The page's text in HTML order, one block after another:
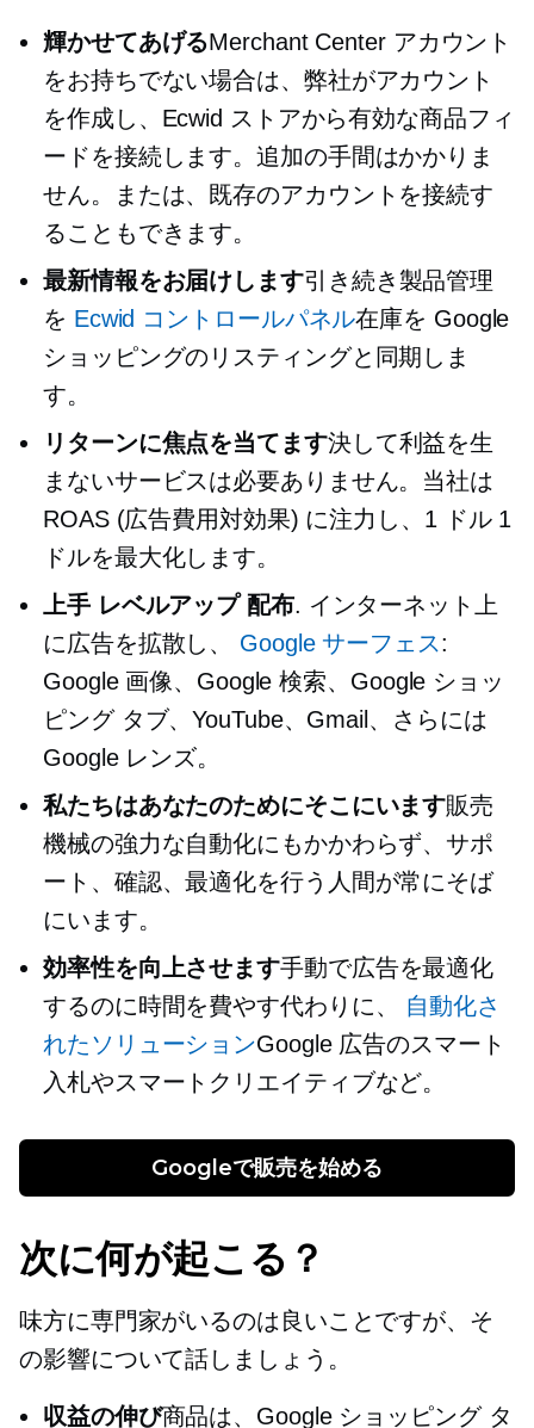
輝かせてあげるMerchant Center アカウント
をお持ちでない場合は、弊社がアカウント
を作成し、Ecwid ストアから有効な商品フィ
ードを接続します。追加の手間はかかりま
せん。または、既存のアカウントを接続す
ることもできます。
最新情報をお届けします引き続き製品管理
を Ecwid コントロールパネル在庫を Google
ショッピングのリスティングと同期しま
す。
リターンに焦点を当てます決して利益を生
まないサービスは必要ありません。当社は
ROAS (広告費用対効果) に注力し、1 ドル 1
ドルを最大化します。
上手 レベルアップ配布. インターネット上
に広告を拡散し、 Google サーフェス:
Google 画像、Google 検索、Google ショッ
ピング タブ、YouTube、Gmail、さらには
Google レンズ。
私たちはあなたのためにそこにいます販売
機械の強力な自動化にもかかわらず、サポ
ート、確認、最適化を行う人間が常にそば
にいます。
効率性を向上させます手動で広告を最適化
するのに時間を費やす代わりに、 自動化さ
れたソリューションGoogle 広告のスマート
入札やスマートクリエイティブなど。
Googleで販売を始める
次に何が起こる？
味方に専門家がいるのは良いことですが、そ
の影響について話しましょう。
収益の伸び商品は、Google ショッピング タ